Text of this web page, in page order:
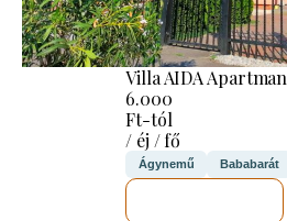
Villa AIDA Apartman
6.000
Ft-tól
/ éj / fő
Ágynemű Bababarát